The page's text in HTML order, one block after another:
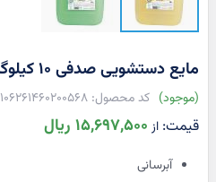
106261460200568 موجود
مایع دستشویی صدفی ۱۰ کیلوگرمی گالنی رافونه
از 15,697,500 ریال
آبرسانی